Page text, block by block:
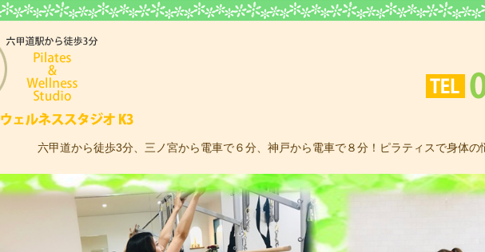
六甲道から徒歩3分、三ノ宮から電車で６分、神戸から電車で８分！ピラティスで身体の